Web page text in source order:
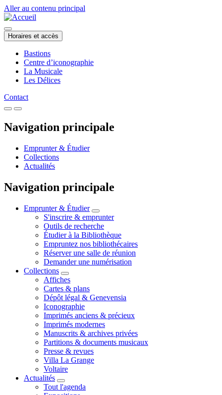
Aller au contenu principal
Horaires et accès
Bastions
Centre d’iconographie
La Musicale
Les Délices
Contact
Navigation principale
Emprunter & Étudier
Collections
Actualités
Navigation principale
Emprunter & Étudier
S'inscrire & emprunter
Outils de recherche
Étudier à la Bibliothèque
Empruntez nos bibliothécaires
Réserver une salle de réunion
Demander une numérisation
Collections
Affiches
Cartes & plans
Dépôt légal & Genevensia
Iconographie
Imprimés anciens & précieux
Imprimés modernes
Manuscrits & archives privées
Partitions & documents musicaux
Presse & revues
Villa La Grange
Voltaire
Actualités
Tout l'agenda